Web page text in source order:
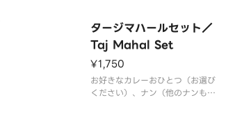
サラダ※写真ではナンとライス両
方ついてますが、実際にはどちら
かおひとつです。※現在はターメ
リックライスから白いご飯に変更
されています
タージマハールセット／
Taj Mahal Set
¥1,750
お好きなカレーおひとつ（お選び
ください）、ナン（他のナンもご